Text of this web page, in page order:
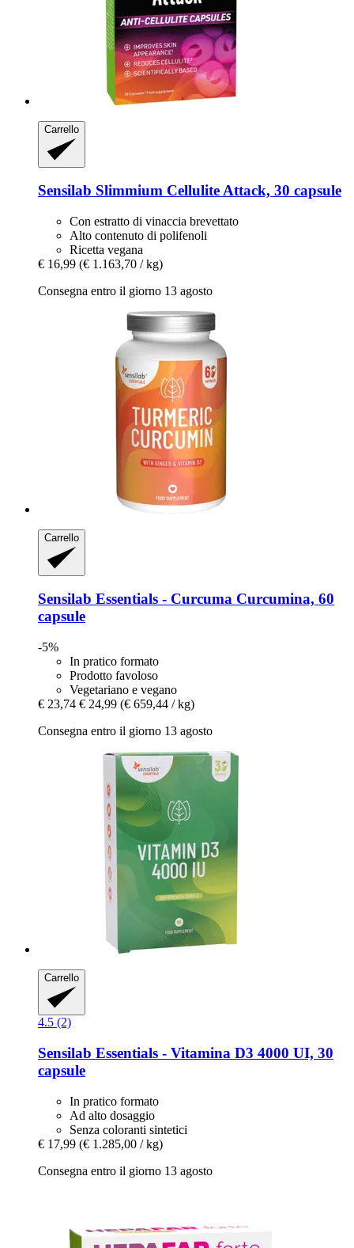
Carrello
Sensilab Slimmium Cellulite Attack, 30 capsule
Con estratto di vinaccia brevettato
Alto contenuto di polifenoli
Ricetta vegana
€ 16,99 (€ 1.163,70 / kg)
Consegna entro il giorno 13 agosto
Carrello
Sensilab Essentials -​ Curcuma Curcumina, 60
capsule
-5%
In pratico formato
Prodotto favoloso
Vegetariano e vegano
€ 23,74 € 24,99 (€ 659,44 / kg)
Consegna entro il giorno 13 agosto
Carrello
4.5 (2)
Sensilab Essentials -​ Vitamina D3 4000 UI, 30
capsule
In pratico formato
Ad alto dosaggio
Senza coloranti sintetici
€ 17,99 (€ 1.285,00 / kg)
Consegna entro il giorno 13 agosto